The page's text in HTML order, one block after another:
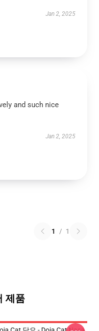
Jan 2, 2025
and such nice
Jan 2, 2025
1 / 1
제품